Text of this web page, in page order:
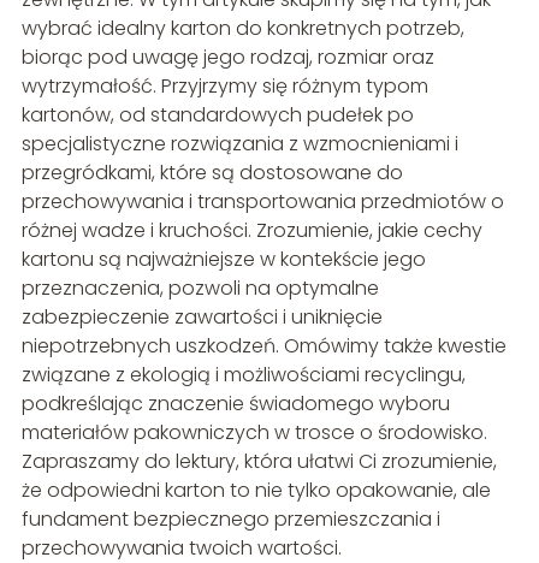
wybrać idealny karton do konkretnych potrzeb,
biorąc pod uwagę jego rodzaj, rozmiar oraz
wytrzymałość. Przyjrzymy się różnym typom
kartonów, od standardowych pudełek po
specjalistyczne rozwiązania z wzmocnieniami i
przegródkami, które są dostosowane do
przechowywania i transportowania przedmiotów o
różnej wadze i kruchości. Zrozumienie, jakie cechy
kartonu są najważniejsze w kontekście jego
przeznaczenia, pozwoli na optymalne
zabezpieczenie zawartości i uniknięcie
niepotrzebnych uszkodzeń. Omówimy także kwestie
związane z ekologią i możliwościami recyclingu,
podkreślając znaczenie świadomego wyboru
materiałów pakowniczych w trosce o środowisko.
Zapraszamy do lektury, która ułatwi Ci zrozumienie,
że odpowiedni karton to nie tylko opakowanie, ale
fundament bezpiecznego przemieszczania i
przechowywania twoich wartości.